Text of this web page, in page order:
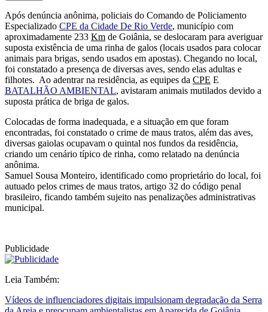
Após denúncia anônima, policiais do Comando de Policiamento
Especializado CPE da Cidade De Rio Verde, município com
aproximadamente 233 Km de Goiânia, se deslocaram para averiguar
suposta existência de uma rinha de galos (locais usados para colocar
animais para brigas, sendo usados em apostas). Chegando no local,
foi constatado a presença de diversas aves, sendo elas adultas e
filhotes. Ao adentrar na residência, as equipes da CPE E
BATALHÃO AMBIENTAL, avistaram animais mutilados devido a
suposta prática de briga de galos.
Colocadas de forma inadequada, e a situação em que foram
encontradas, foi constatado o crime de maus tratos, além das aves,
diversas gaiolas ocupavam o quintal nos fundos da residência,
criando um cenário típico de rinha, como relatado na denúncia
anônima.
Samuel Sousa Monteiro, identificado como proprietário do local, foi
autuado pelos crimes de maus tratos, artigo 32 do código penal
brasileiro, ficando também sujeito nas penalizações administrativas
municipal.
Publicidade
Leia Também:
Vídeos de influenciadores digitais impulsionam degradação da Serra